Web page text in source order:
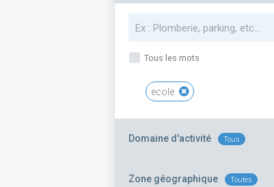
Tous les mots
ecole
Domaine d'activité Tous
Zone géographique Toutes